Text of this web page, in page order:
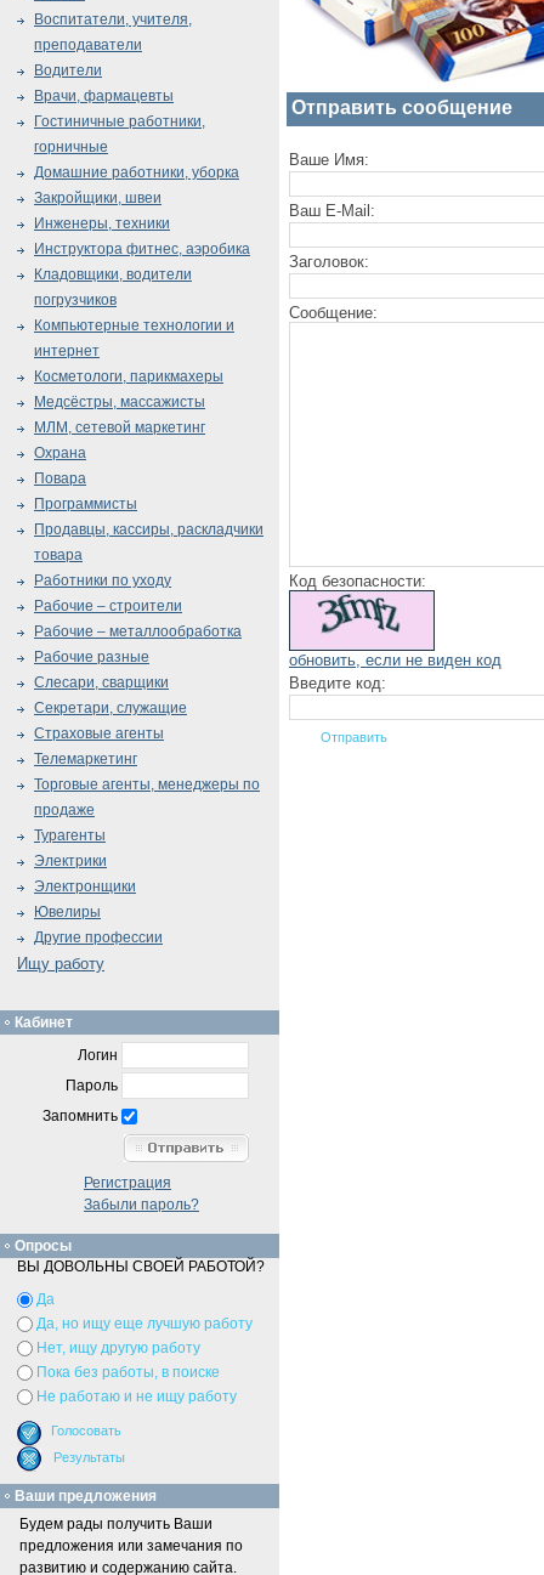
Отправить сообщение
Ваше Имя:
Ваш E-Mail:
Заголовок:
Сообщение:
Код безопасности:
обновить, если не виден код
Введите код:
Воспитатели, учителя,
преподаватели
Водители
Врачи, фармацевты
Гостиничные работники,
горничные
Домашние работники, уборка
Закройщики, швеи
Инженеры, техники
Инструктора фитнес, аэробика
Кладовщики, водители
погрузчиков
Компьютерные технологии и
интернет
Косметологи, парикмахеры
Медсёстры, массажисты
МЛМ, сетевой маркетинг
Охрана
Повара
Программисты
Продавцы, кассиры, раскладчики
товара
Работники по уходу
Рабочие – строители
Рабочие – металлообработка
Рабочие разные
Слесари, сварщики
Секретари, служащие
Страховые агенты
Телемаркетинг
Торговые агенты, менеджеры по
продаже
Турагенты
Электрики
Электронщики
Ювелиры
Другие профессии
Ищу работу
Кабинет
Логин
Пароль
Запомнить
Регистрация
Забыли пароль?
Опросы
ВЫ ДОВОЛЬНЫ СВОЕЙ РАБОТОЙ?
Да
Да, но ищу еще лучшую работу
Нет, ищу другую работу
Пока без работы, в поиске
Не работаю и не ищу работу
Ваши предложения
Будем рады получить Ваши
предложения или замечания по
развитию и содержанию сайта.